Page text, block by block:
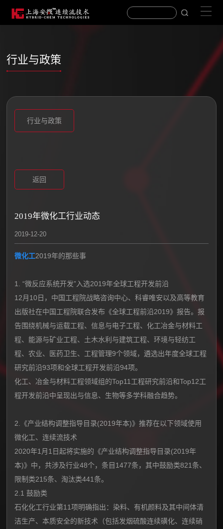
行业与政策
行业与政策
返回
2019年微化工行业动态
2019-12-20
微化工2019年的那些事
1. “微反应系统开发”入选2019年全球工程开发前沿
12月10日，中国工程院战略咨询中心、科睿唯安以及高等教育
出版社在中国工程院联合发布《全球工程前沿2019》报告。报
告围绕机械与运载工程、信息与电子工程、化工冶金与材料工
程、能源与矿业工程、土木水利与建筑工程、环境与轻纺工
程、农业、医药卫生、工程管理9个领域，遴选出年度全球工程
研究前沿93项和全球工程开发前沿94项。
化工、冶金与材料工程领域组的Top11工程研究前沿和Top12工
程开发前沿中呈现出与信息、生物等多学科融合趋势。
2.《产业结构调整指导目录(2019年本)》推荐在以下领域使用
微化工、连续流技术
2020年1月1日起将实施的《产业结构调整指导目录(2019年
本)》中，共涉及行业48个，条目1477条，其中鼓励类821条、
限制类215条、淘汰类441条。
2.1 鼓励类
石化化工行业第11项明确指出：染料、有机颜料及其中间体清
洁生产、本质安全的新技术（包括发烟硫酸连续磺化、连续硝